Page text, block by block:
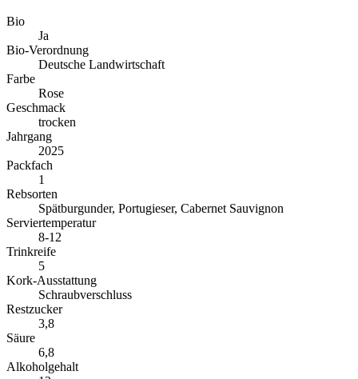
Bio
Ja
Bio-Verordnung
Deutsche Landwirtschaft
Farbe
Rose
Geschmack
trocken
Jahrgang
2025
Packfach
1
Rebsorten
Spätburgunder, Portugieser, Cabernet Sauvignon
Serviertemperatur
8-12
Trinkreife
5
Kork-Ausstattung
Schraubverschluss
Restzucker
3,8
Säure
6,8
Alkoholgehalt